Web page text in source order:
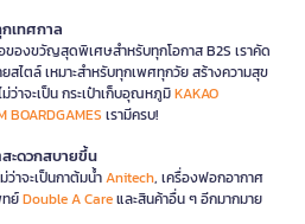
เทศกาล
องขวัญสุดพิเศษสำหรับทุกโอกาส B2S เราคัด
สไตล์ เหมาะสำหรับทุกเพศทุกวัย สร้างความสุข
าจะเป็น กระเป๋าเก็บอุณหภูมิKAKAO
BOARDGAMES เรามีครบ!
สะดวกสบายขึ้น
ว่าจะเป็นกาต้มน้ำAnitech, เครื่องฟอกอากาศ
ย์Double A Careและสินค้าอื่น ๆ อีกมากมาย